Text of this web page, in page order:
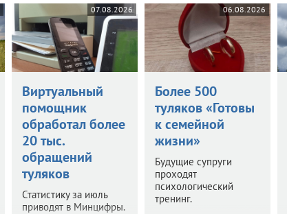
07.08.2026
Виртуальный
помощник
обработал более
20 тыс.
обращений
туляков
Статистику за июль
приводят в Минцифры.
06.08.2026
Более 500
туляков «Готовы
к семейной
жизни»
Будущие супруги
проходят
психологический
тренинг.